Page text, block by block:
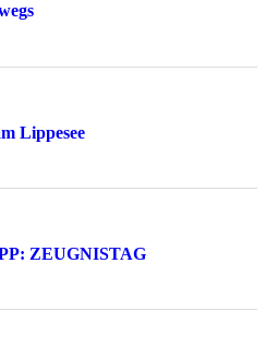
Lippesee
ZEUGNISTAG